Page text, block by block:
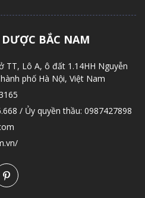
BẮC NAM
TT, Lô A, ô đất 1.14HH Nguyễn
phố Hà Nội, Việt Nam
/ Ủy quyền thầu: 0987427898